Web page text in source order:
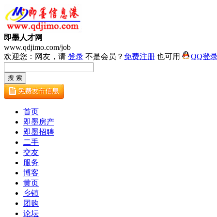
即墨人才网
www.qdjimo.com/job
欢迎您：网友，请 登录 不是会员？ 免费注册 也可用 QQ登
首页
即墨房产
即墨招聘
二手
交友
服务
博客
黄页
乡镇
团购
论坛